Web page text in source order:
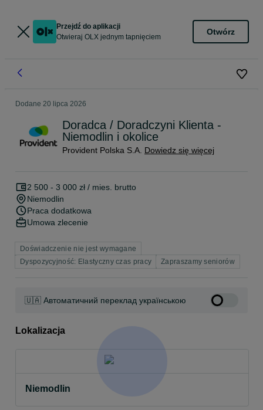
Przejdź do aplikacji
Otwieraj OLX jednym tapnięciem
Otwórz
Dodane 20 lipca 2026
Doradca / Doradczyni Klienta -
Niemodlin i okolice
Provident Polska S.A. Dowiedz się więcej
2 500 - 3 000 zł / mies. brutto
Niemodlin
Praca dodatkowa
Umowa zlecenie
Doświadczenie nie jest wymagane
Dyspozycyjność: Elastyczny czas pracy
Zapraszamy seniorów
🇺🇦 Автоматичний переклад українською
Lokalizacja
Niemodlin